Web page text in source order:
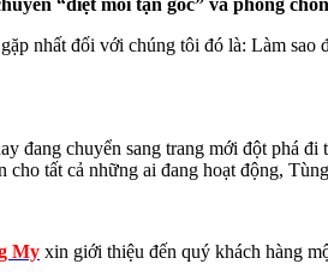
nhất đối với chúng tôi đó là: Làm
đang chuyển sang trang mới đột phá
cho tất cả những ai đang hoạt động,
My xin giới thiệu đến quý khách hàng